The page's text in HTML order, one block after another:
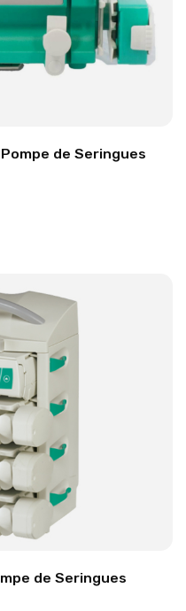
de Seringues
de Seringues